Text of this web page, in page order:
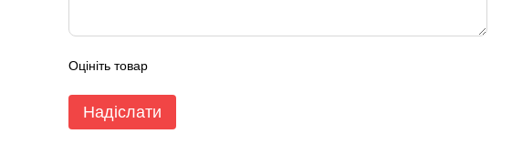
Оцініть товар
Надіслати